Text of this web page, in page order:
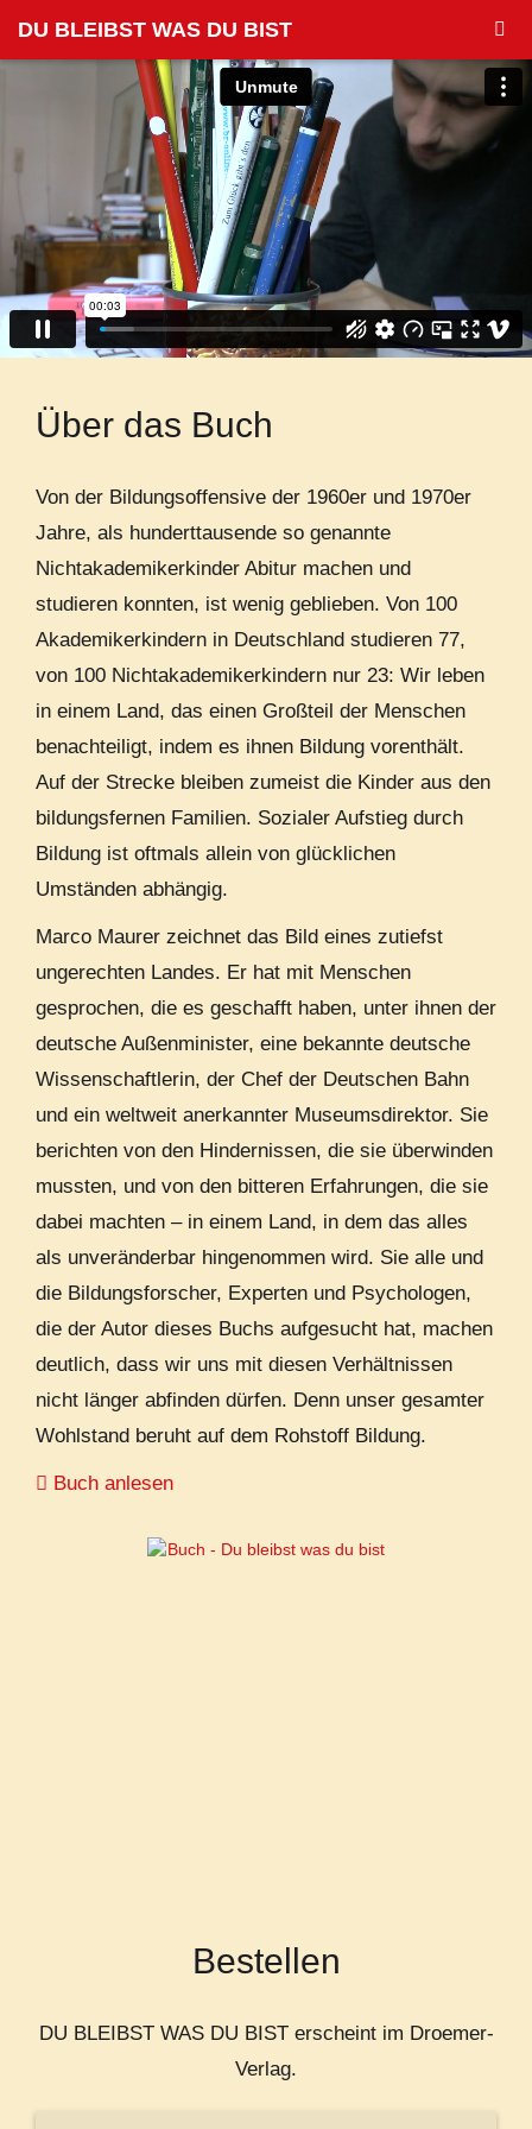
DU BLEIBST WAS DU BIST
Über das Buch
Von der Bildungsoffensive der 1960er und 1970er
Jahre, als hunderttausende so genannte
Nichtakademikerkinder Abitur machen und
studieren konnten, ist wenig geblieben. Von 100
Akademikerkindern in Deutschland studieren 77,
von 100 Nichtakademikerkindern nur 23: Wir leben
in einem Land, das einen Großteil der Menschen
benachteiligt, indem es ihnen Bildung vorenthält.
Auf der Strecke bleiben zumeist die Kinder aus den
bildungsfernen Familien. Sozialer Aufstieg durch
Bildung ist oftmals allein von glücklichen
Umständen abhängig.
Marco Maurer zeichnet das Bild eines zutiefst
ungerechten Landes. Er hat mit Menschen
gesprochen, die es geschafft haben, unter ihnen der
deutsche Außenminister, eine bekannte deutsche
Wissenschaftlerin, der Chef der Deutschen Bahn
und ein weltweit anerkannter Museumsdirektor. Sie
berichten von den Hindernissen, die sie überwinden
mussten, und von den bitteren Erfahrungen, die sie
dabei machten – in einem Land, in dem das alles
als unveränderbar hingenommen wird. Sie alle und
die Bildungsforscher, Experten und Psychologen,
die der Autor dieses Buchs aufgesucht hat, machen
deutlich, dass wir uns mit diesen Verhältnissen
nicht länger abfinden dürfen. Denn unser gesamter
Wohlstand beruht auf dem Rohstoff Bildung.
Buch anlesen
Bestellen
DU BLEIBST WAS DU BISTerscheint im Droemer-
Verlag.